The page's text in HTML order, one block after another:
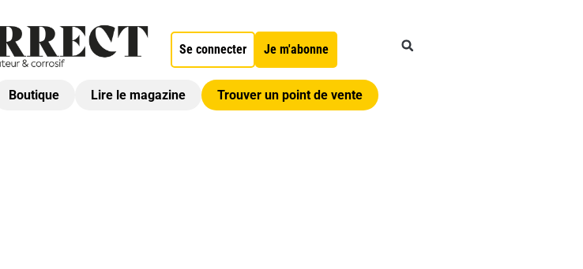
Se connecter Je m'abonne
Boutique Lire le magazine Trouver un point de vente